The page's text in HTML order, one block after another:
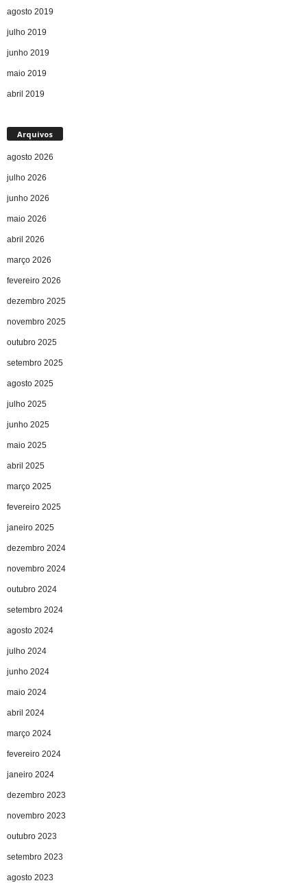
agosto 2019
julho 2019
junho 2019
maio 2019
abril 2019
Arquivos
agosto 2026
julho 2026
junho 2026
maio 2026
abril 2026
março 2026
fevereiro 2026
dezembro 2025
novembro 2025
outubro 2025
setembro 2025
agosto 2025
julho 2025
junho 2025
maio 2025
abril 2025
março 2025
fevereiro 2025
janeiro 2025
dezembro 2024
novembro 2024
outubro 2024
setembro 2024
agosto 2024
julho 2024
junho 2024
maio 2024
abril 2024
março 2024
fevereiro 2024
janeiro 2024
dezembro 2023
novembro 2023
outubro 2023
setembro 2023
agosto 2023